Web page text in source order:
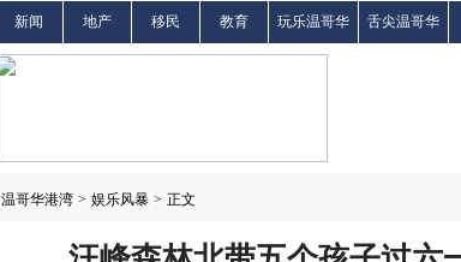
新闻 地产 移民 教育 玩乐温哥华 舌尖温哥华
温哥华港湾 > 娱乐风暴 > 正文